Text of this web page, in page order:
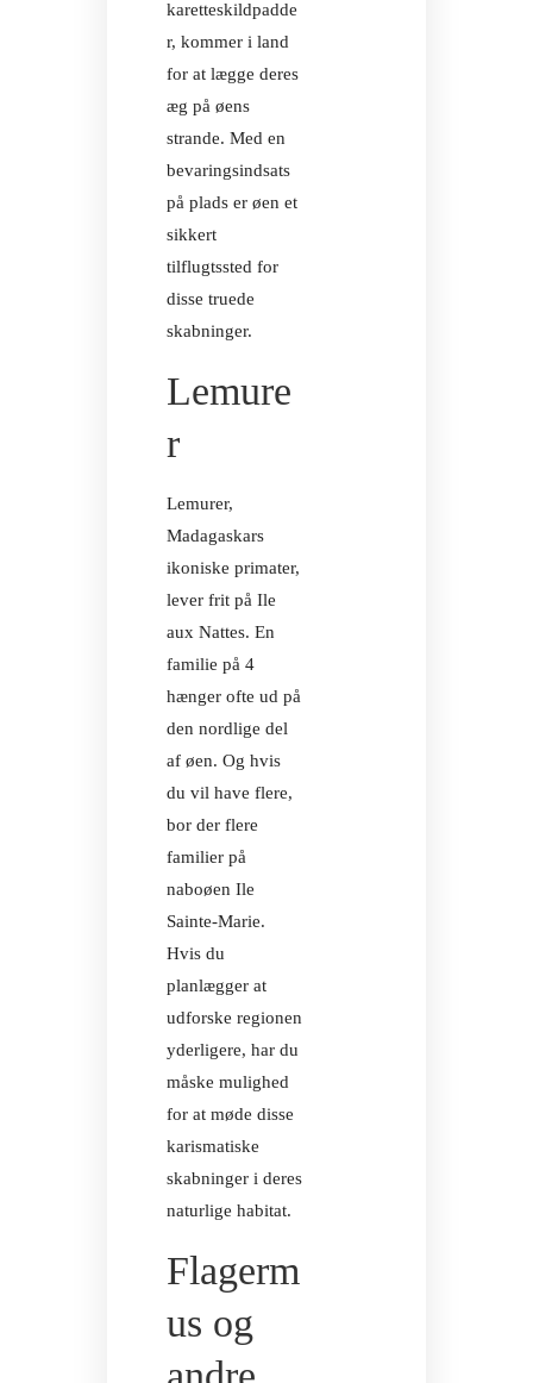
karetteskildpadde
r, kommer i land
for at lægge deres
æg på øens
strande. Med en
bevaringsindsats
på plads er øen et
sikkert
tilflugtssted for
disse truede
skabninger.
Lemure
r
Lemurer,
Madagaskars
ikoniske primater,
lever frit på Ile
aux Nattes. En
familie på 4
hænger ofte ud på
den nordlige del
af øen. Og hvis
du vil have flere,
bor der flere
familier på
naboøen Ile
Sainte-Marie.
Hvis du
planlægger at
udforske regionen
yderligere, har du
måske mulighed
for at møde disse
karismatiske
skabninger i deres
naturlige habitat.
Flagerm
us og